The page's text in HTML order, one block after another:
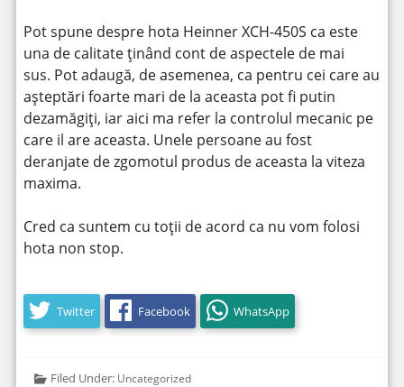
Pot spune despre hota Heinner XCH-450S ca este
una de calitate ținând cont de aspectele de mai
sus. Pot adaugă, de asemenea, ca pentru cei care au
așteptări foarte mari de la aceasta pot fi putin
dezamăgiți, iar aici ma refer la controlul mecanic pe
care il are aceasta. Unele persoane au fost
deranjate de zgomotul produs de aceasta la viteza
maxima.
Cred ca suntem cu toții de acord ca nu vom folosi
hota non stop.
Twitter Facebook WhatsApp
Filed Under: Uncategorized